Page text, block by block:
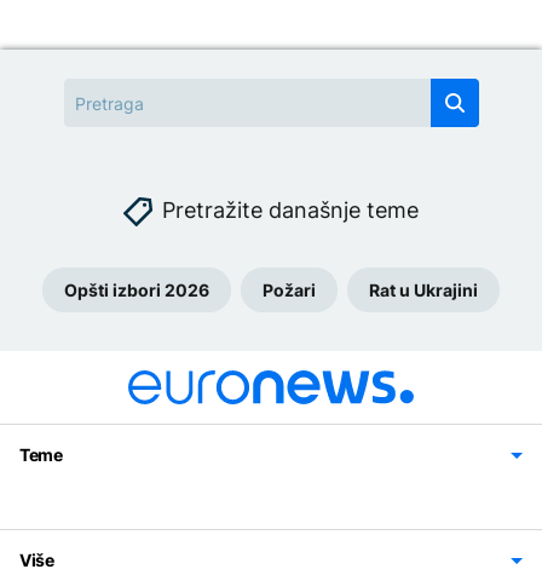
Pretražite današnje teme
Opšti izbori 2026 Požari Rat u Ukrajini
Teme
Svijet
Sport
Magazin
Više